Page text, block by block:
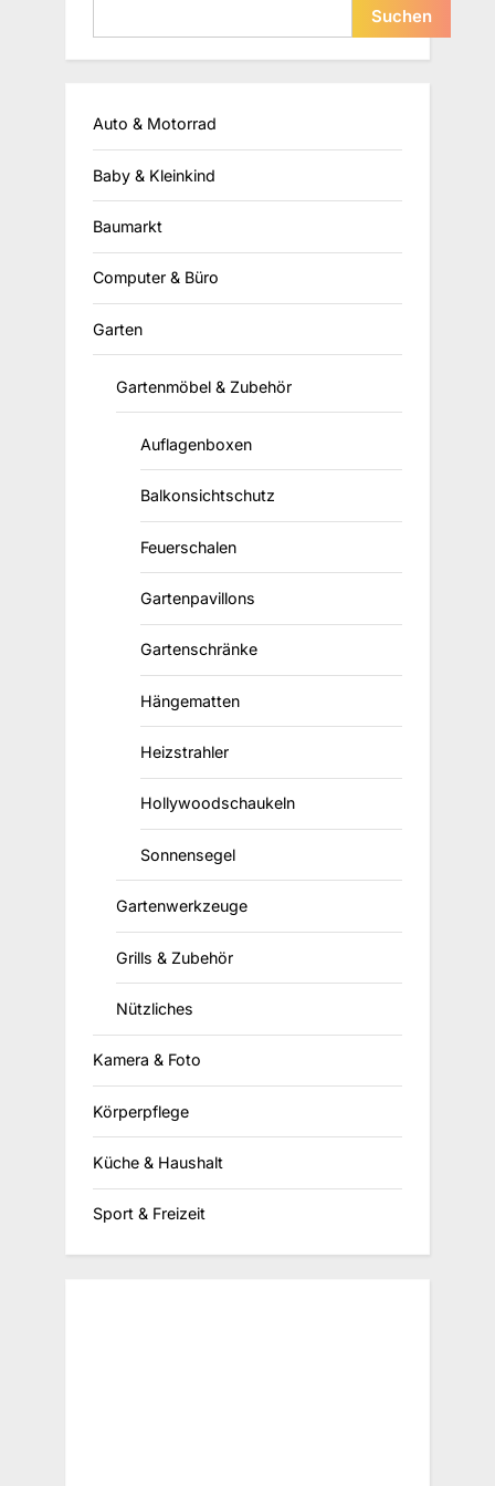
Suchen
Auto & Motorrad
Baby & Kleinkind
Baumarkt
Computer & Büro
Garten
Gartenmöbel & Zubehör
Auflagenboxen
Balkonsichtschutz
Feuerschalen
Gartenpavillons
Gartenschränke
Hängematten
Heizstrahler
Hollywoodschaukeln
Sonnensegel
Gartenwerkzeuge
Grills & Zubehör
Nützliches
Kamera & Foto
Körperpflege
Küche & Haushalt
Sport & Freizeit